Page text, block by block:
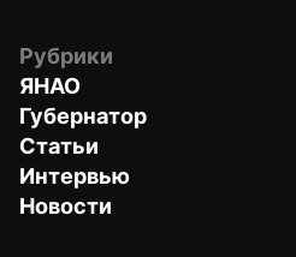
Рубрики
ЯНАО
Губернатор
Статьи
Интервью
Новости